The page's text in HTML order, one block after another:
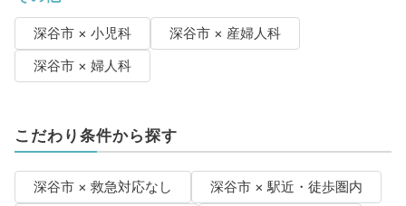
深谷市 × 小児科
深谷市 × 産婦人科
深谷市 × 婦人科
こだわり条件から探す
深谷市 × 救急対応なし
深谷市 × 駅近・徒歩圏内